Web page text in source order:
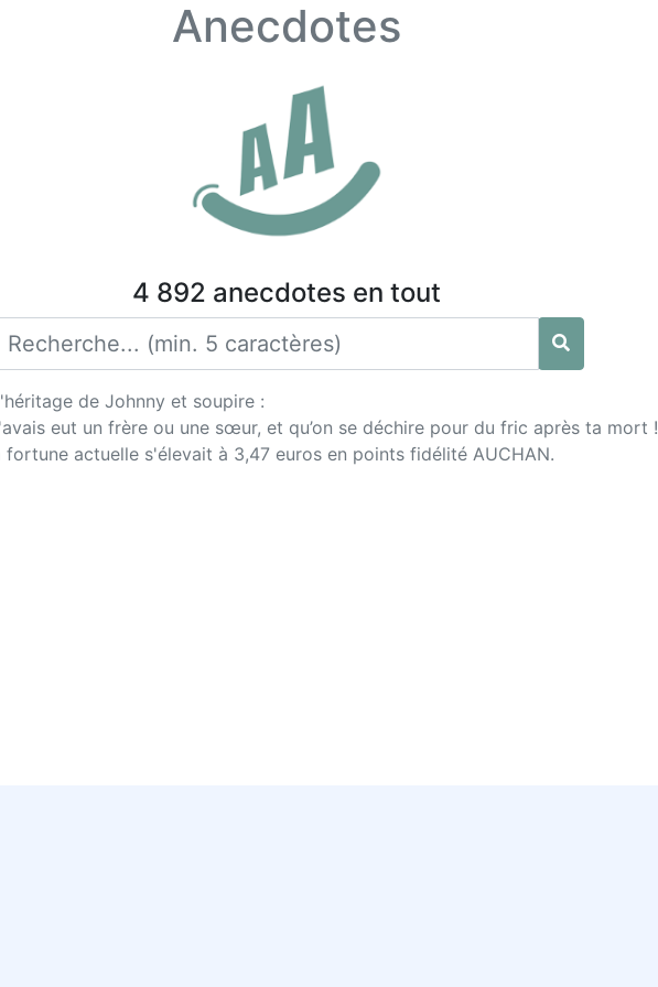
Anecdotes
4 892 anecdotes en tout
de Johnny et soupire :
eut un frère ou une sœur, et qu’on se déchire pour du fric après ta mort !
actuelle s'élevait à 3,47 euros en points fidélité AUCHAN.